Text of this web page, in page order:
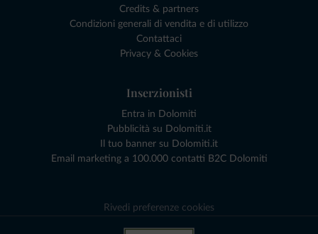
Credits & partners
Condizioni generali di vendita e di utilizzo
Contattaci
Privacy & Cookies
Inserzionisti
Entra in Dolomiti
Pubblicità su Dolomiti.it
Il tuo banner su Dolomiti.it
Email marketing a 100.000 contatti B2C Dolomiti
Rivedi preferenze cookies